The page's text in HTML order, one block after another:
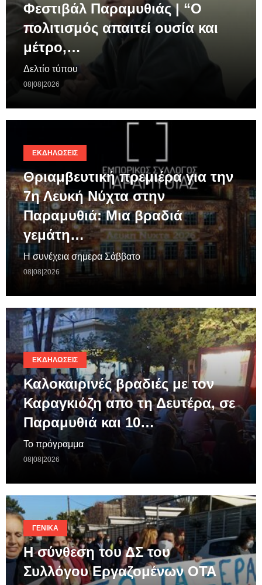
Φεστιβάλ Παραμυθιάς | “Ο
πολιτισμός απαιτεί ουσία και
μέτρο,…
Δελτίο τύπου
08|08|2026
ΕΚΔΗΛΏΣΕΙΣ
Θριαμβευτική πρεμιέρα για την
7η Λευκή Νύχτα στην
Παραμυθιά: Μια βραδιά
γεμάτη…
Η συνέχεια σημερα Σάββατο
08|08|2026
ΕΚΔΗΛΏΣΕΙΣ
Καλοκαιρινές βραδιές με τον
Καραγκιόζη απο τη Δευτέρα, σε
Παραμυθιά και 10…
Το πρόγραμμα
08|08|2026
ΓΕΝΙΚΆ
Η σύνθεση του ΔΣ του
Συλλόγου Εργαζομένων ΟΤΑ